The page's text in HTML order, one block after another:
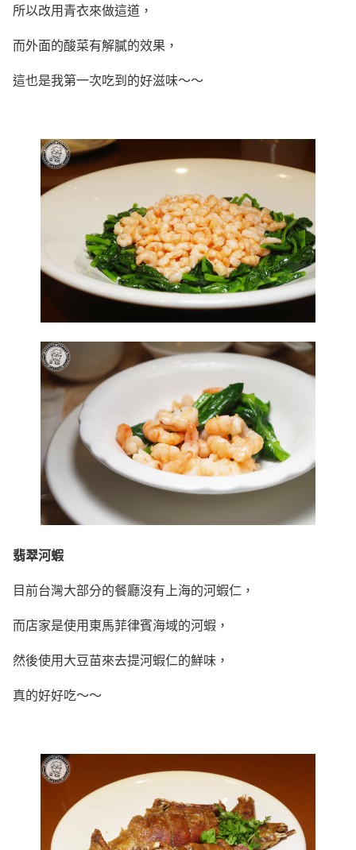
所以改用青衣來做這道，
而外面的酸菜有解膩的效果，
這也是我第一次吃到的好滋味～～
翡翠河蝦
目前台灣大部分的餐廳沒有上海的河蝦仁，
而店家是使用東馬菲律賓海域的河蝦，
然後使用大豆苗來去提河蝦仁的鮮味，
真的好好吃～～